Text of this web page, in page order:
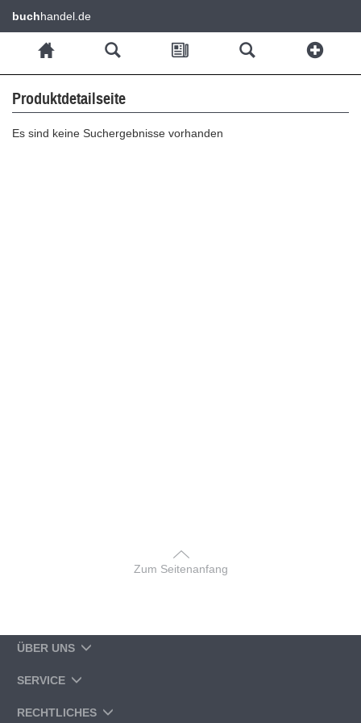
buchhandel.de
Produktdetailseite
Es sind keine Suchergebnisse vorhanden
Zum Seitenanfang
ÜBER UNS
SERVICE
RECHTLICHES